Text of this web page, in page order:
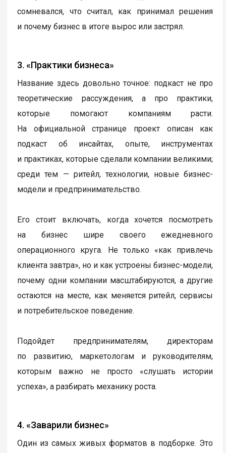
сомневался, что считал, как принимал решения
и почему бизнес в итоге вырос или застрял.
3. «Практики бизнеса»
Название здесь довольно точное: подкаст не про
теоретические рассуждения, а про практики,
которые помогают компаниям расти.
На официальной странице проект описан как
подкаст об инсайтах, опыте, инструментах
и практиках, которые сделали компании великими;
среди тем — ритейл, технологии, новые бизнес-
модели и предпринимательство.
Его стоит включать, когда хочется посмотреть
на бизнес шире своего ежедневного
операционного круга. Не только «как привлечь
клиента завтра», но и как устроены бизнес-модели,
почему одни компании масштабируются, а другие
остаются на месте, как меняется ритейл, сервисы
и потребительское поведение.
Подойдет предпринимателям, директорам
по развитию, маркетологам и руководителям,
которым важно не просто «слушать истории
успеха», а разбирать механику роста.
4. «Заварили бизнес»
Один из самых живых форматов в подборке. Это